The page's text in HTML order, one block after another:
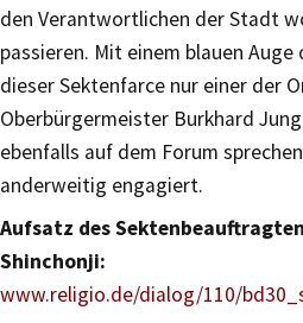
den Verantwortlichen der Stadt
passieren. Mit einem blauen
dieser Sektenfarce nur einer der
Oberbürgermeister Burkhard
ebenfalls auf dem Forum
anderweitig engagiert.
Aufsatz des
Shinchonji:
www.religio.de/dialog/110/